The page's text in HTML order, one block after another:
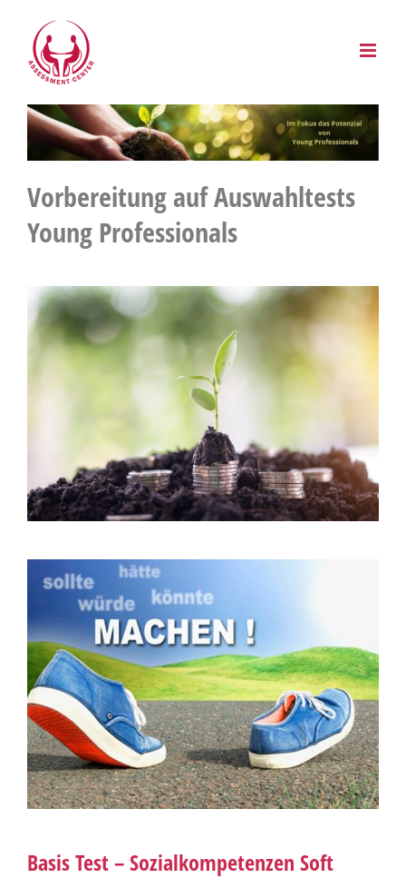
springen
Vorbereitung auf Auswahltests
Young Professionals
Basis Test –Sozialkompetenzen Soft